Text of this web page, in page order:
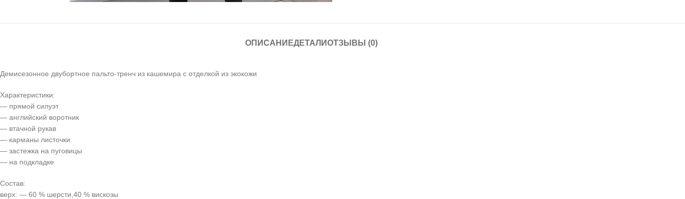
ОПИСАНИЕДЕТАЛИОТЗЫВЫ (0)
Демисезонное двубортное пальто-тренч из кашемира с отделкой из экокожи
Характеристики:
— прямой силуэт
— английский воротник
— втачной рукав
— карманы листочки
— застежка на пуговицы
— на подкладке
Состав:
верх: — 60 % шерсти,40 % вискозы